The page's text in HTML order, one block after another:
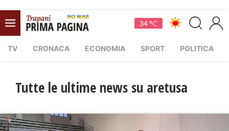
34 °C
TV CRONACA ECONOMIA SPORT POLITICA
Tutte le ultime news su aretusa